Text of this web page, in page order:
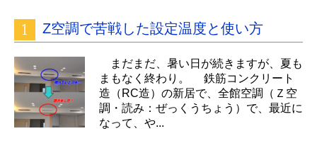
Z空調で苦戦した設定温度と使い方
まだまだ、暑い日が続きますが、夏も
まもなく終わり。 鉄筋コンクリート
造（RC造）の新居で、全館空調（Ｚ空
調・読み：ぜっくうちょう）で、最近に
なって、や...